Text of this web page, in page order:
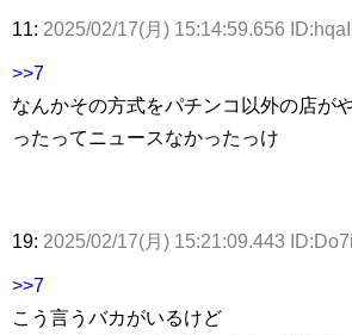
11: 2025/02/17(月) 15:14:59.656
>>7
なんかその方式をパチンコ以外の店が
ったってニュースなかったっけ
19: 2025/02/17(月) 15:21:09.443
>>7
こう言うバカがいるけど